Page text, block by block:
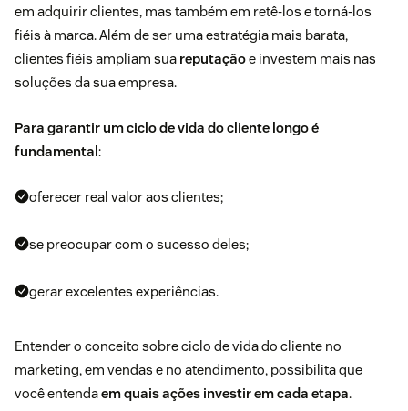
em adquirir clientes, mas também em retê-los e torná-los
fiéis à marca. Além de ser uma estratégia mais barata,
clientes fiéis ampliam sua reputaçãoe investem mais nas
soluções da sua empresa.
Para garantir um ciclo de vida do cliente longo é
fundamental :
oferecer real valor aos clientes;
se preocupar com o sucesso deles;
gerar excelentes experiências.
Entender o conceito sobre ciclo de vida do cliente no
marketing, em vendas e no atendimento, possibilita que
você entendaem quais ações investir em cada etapa.